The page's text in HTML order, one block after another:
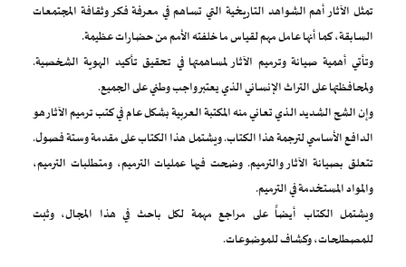
تمثل الآثار أهم الشواهد التاريخية التي تساهم في معرفة فكر وثقافة المجتمعات
السابقة، كما أنها عامل مهم لقياس ما خلفته الأمم من حضارات عظيمة.
وتأتي أهمية صيانة وترميم الآثار لمساهمتها في تحقيق تأكيد الهوية الشخصية.
ولمحافظتها على التراث الإنساني الذي يعتبر واجب وطني على الجميع.
وإن الشح الشديد الذي تعاني منه المكتبة العربية بشكل عام في كتب ترميم الآثار هو
الدافع الأساسي لترجمة هذا الكتاب. ويشتمل هذا الكتاب على مقدمة وستة فصول.
تتعلق بصيانة الآثار والترميم. وضحت فيها عمليات الترميم، ومتطلبات الترميم،
والمواد المستخدمة في الترميم.
ويشتمل الكتاب أيضاً على مراجع مهمة لكل باحث في هذا المجال، وثبت
للمصطلحات، وكشاف للموضوعات.